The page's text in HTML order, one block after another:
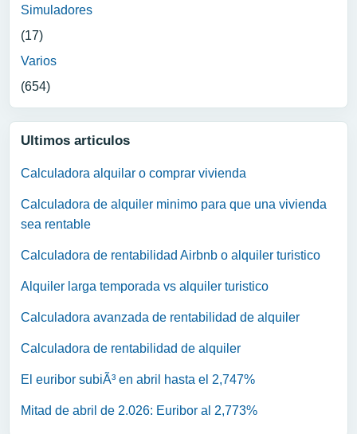
Simuladores
(17)
Varios
(654)
Ultimos articulos
Calculadora alquilar o comprar vivienda
Calculadora de alquiler minimo para que una vivienda
sea rentable
Calculadora de rentabilidad Airbnb o alquiler turistico
Alquiler larga temporada vs alquiler turistico
Calculadora avanzada de rentabilidad de alquiler
Calculadora de rentabilidad de alquiler
El euribor subiÃ³ en abril hasta el 2,747%
Mitad de abril de 2.026: Euribor al 2,773%